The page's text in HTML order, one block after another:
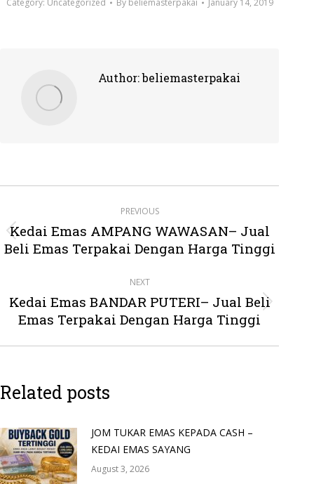
Category: Uncategorized By beliemasterpakai January 14, 2019
Author:beliemasterpakai
navigation
PREVIOUS
Previous
post:
Kedai Emas AMPANG WAWASAN– Jual
Beli Emas Terpakai Dengan Harga Tinggi
NEXT
Next
post:
Kedai Emas BANDAR PUTERI– Jual Beli
Emas Terpakai Dengan Harga Tinggi
Related posts
JOM TUKAR EMAS KEPADA CASH –
KEDAI EMAS SAYANG
August 3, 2026